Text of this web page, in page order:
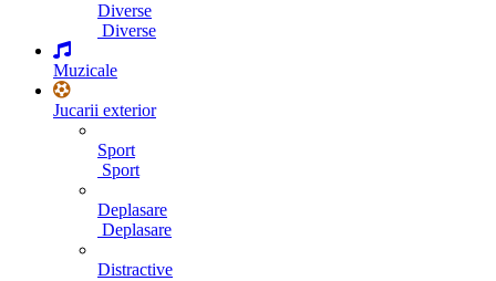
Diverse
Diverse
Muzicale
Jucarii exterior
Sport
Sport
Deplasare
Deplasare
Distractive